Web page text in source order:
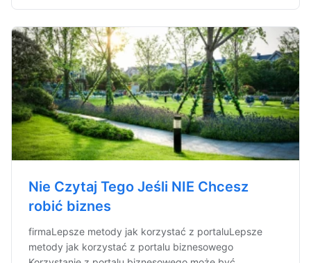
Nie Czytaj Tego Jeśli NIE Chcesz
robić biznes
firmaLepsze metody jak korzystać z portaluLepsze
metody jak korzystać z portalu biznesowego